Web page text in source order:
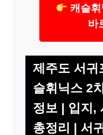
캐슬휘
바
제주도 서귀
슬휘닉스 2
정보 | 입지,
총정리 | 서